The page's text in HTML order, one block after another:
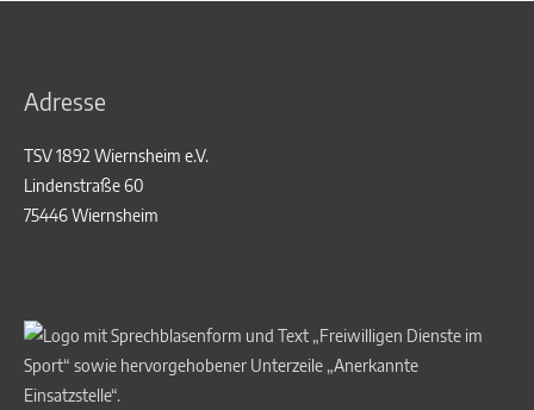
Adresse
TSV 1892 Wiernsheim e.V.
Lindenstraße 60
75446 Wiernsheim